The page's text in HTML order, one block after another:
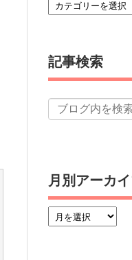
記事検索
月別アーカ